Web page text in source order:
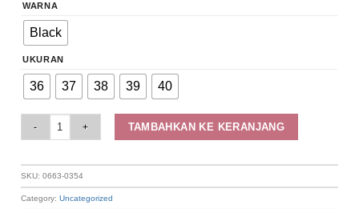
WARNA
Black
UKURAN
36 37 38 39 40
TAMBAHKAN KE KERANJANG
SKU:0663-0354
Category:Uncategorized